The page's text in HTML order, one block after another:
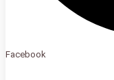
Facebook